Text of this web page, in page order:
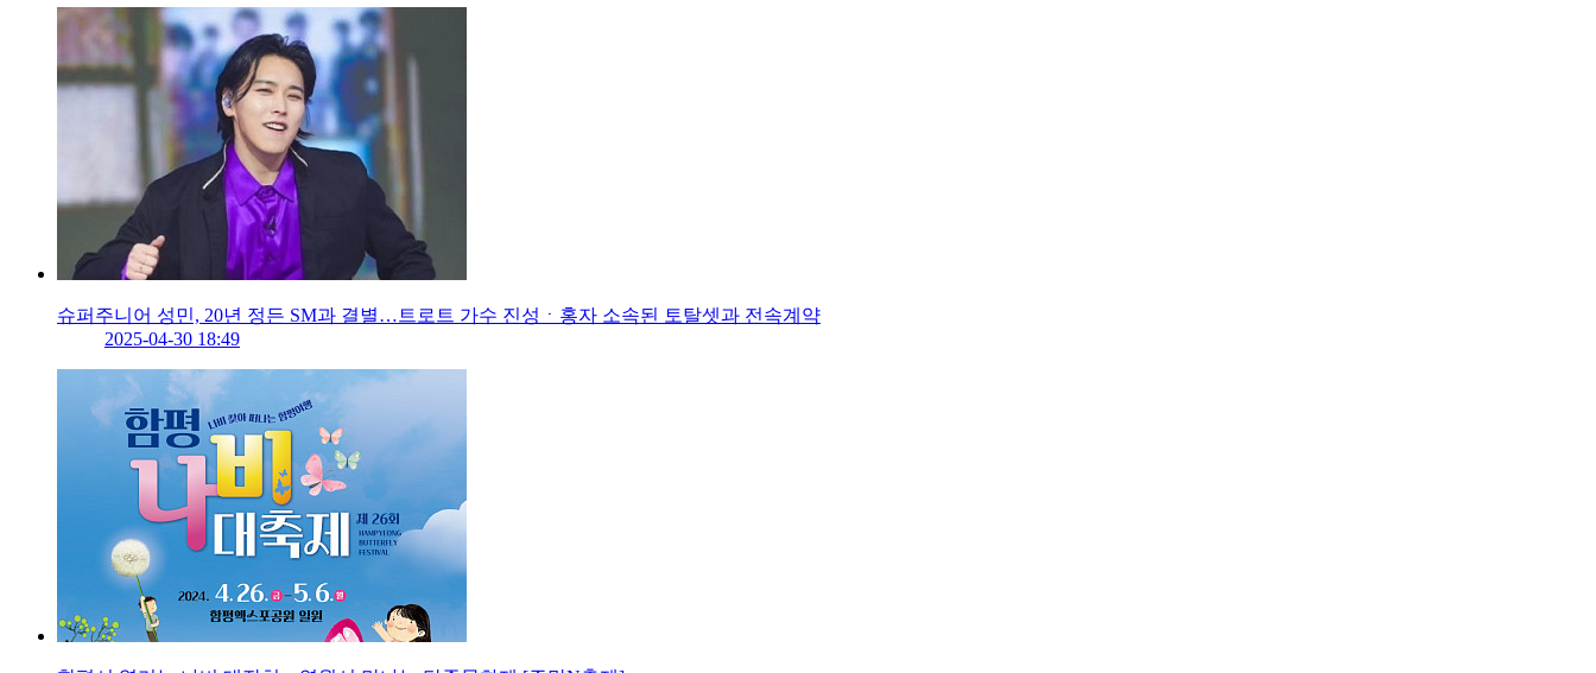
슈퍼주니어 성민, 20년 정든 SM과 결별…트로트 가수 진성ㆍ홍자 소속된 토탈셋과 전속계약
2025-04-30 18:49